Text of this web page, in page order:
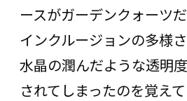
ースがガーデンクォーツ
インクルージョンの多様さ
水晶の潤んだような透明
されてしまったのを覚え